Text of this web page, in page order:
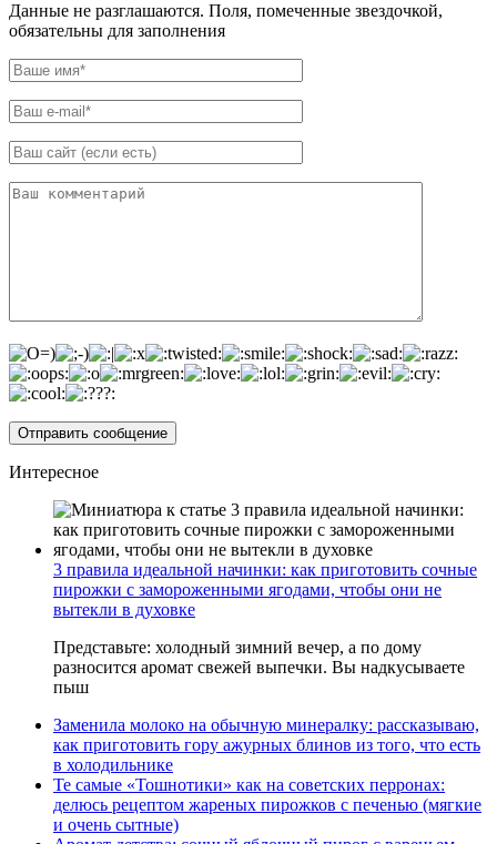
Данные не разглашаются. Поля, помеченные звездочкой,
обязательны для заполнения
Интересное
3 правила идеальной начинки: как приготовить сочные
пирожки с замороженными ягодами, чтобы они не
вытекли в духовке
Представьте: холодный зимний вечер, а по дому
разносится аромат свежей выпечки. Вы надкусываете
пыш
Заменила молоко на обычную минералку: рассказываю,
как приготовить гору ажурных блинов из того, что есть
в холодильнике
Те самые «Тошнотики» как на советских перронах:
делюсь рецептом жареных пирожков с печенью (мягкие
и очень сытные)